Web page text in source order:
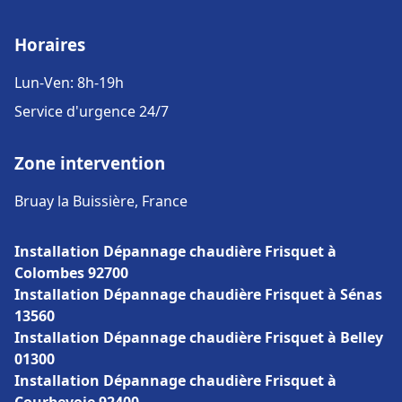
Horaires
Lun-Ven: 8h-19h
Service d'urgence 24/7
Zone intervention
Bruay la Buissière, France
Installation Dépannage chaudière Frisquet à
Colombes 92700
Installation Dépannage chaudière Frisquet à Sénas
13560
Installation Dépannage chaudière Frisquet à Belley
01300
Installation Dépannage chaudière Frisquet à